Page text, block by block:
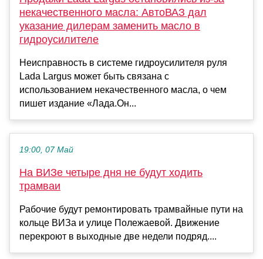
некачественного масла: АвтоВАЗ дал
указание дилерам заменить масло в
гидроусилителе
Неисправность в системе гидроусилителя руля
Lada Largus может быть связана с
использованием некачественного масла, о чем
пишет издание «Лада.Он...
19:00, 07 Май
На ВИЗе четыре дня не будут ходить
трамваи
Рабочие будут ремонтировать трамвайные пути на
кольце ВИЗа и улице Полежаевой. Движение
перекроют в выходные две недели подряд....